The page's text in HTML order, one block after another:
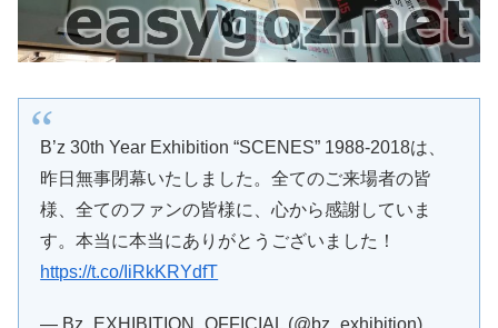
B’z 30th Year Exhibition “SCENES” 1988-2018は、
昨日無事閉幕いたしました。全てのご来場者の皆
様、全てのファンの皆様に、心から感謝していま
す。本当に本当にありがとうございました！
https://t.co/IiRkKRYdfT
— Bz_EXHIBITION_OFFICIAL (@bz_exhibition)